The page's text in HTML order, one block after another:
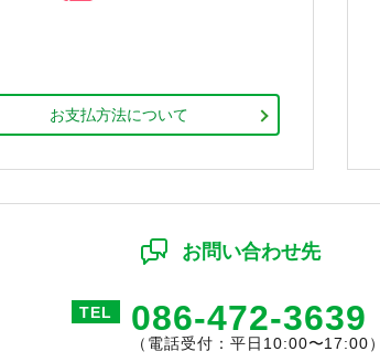
お支払方法について
お問い合わせ先
TEL 086-472-3639
（電話受付：平日10:00〜17:00）